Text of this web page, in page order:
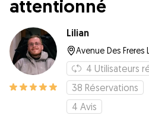
attentionné
Lilian
Avenue Des Freres
4 Utilisateurs
38 Réservations
4 Avis